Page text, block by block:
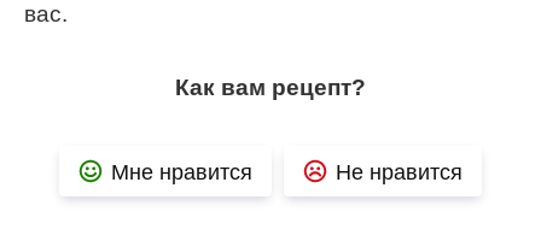
вас.
Как вам рецепт?
Мне нравится Не нравится